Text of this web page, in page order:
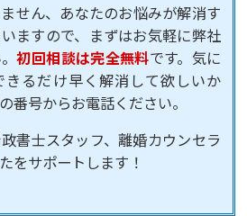
せん、あなたのお悩みが解消す
ますので、まずはお気軽に弊社
初回相談は完全無料です。気に
きるだけ早く解消して欲しいか
番号からお電話ください。
書士スタッフ、離婚カウンセラ
をサポートします！